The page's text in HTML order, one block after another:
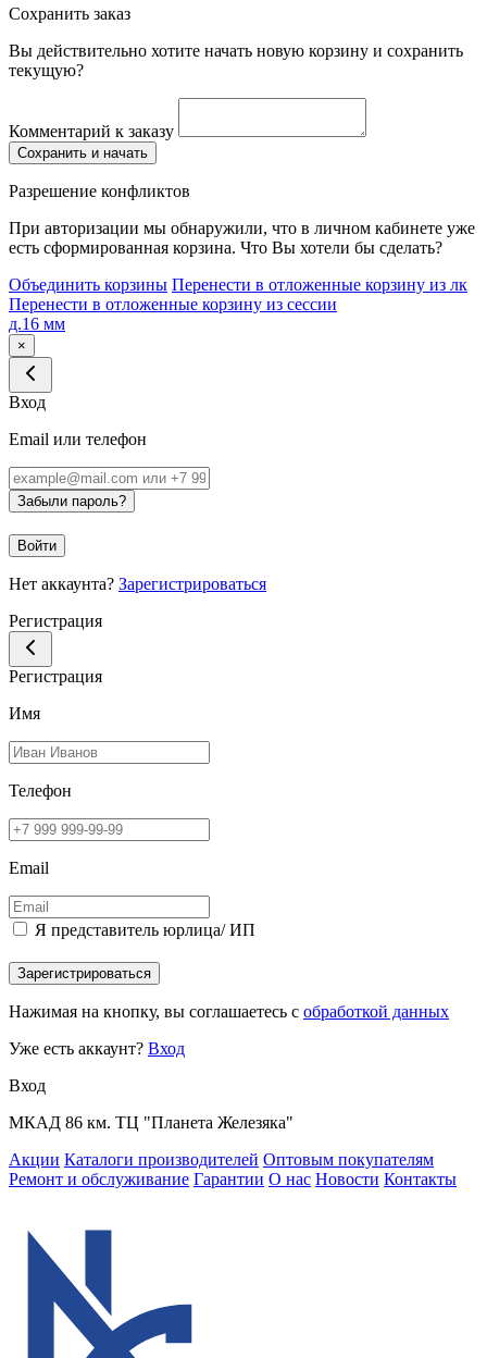
Сохранить заказ
Вы действительно хотите начать новую корзину и сохранить
текущую?
Комментарий к заказу
Сохранить и начать
Разрешение конфликтов
При авторизации мы обнаружили, что в личном кабинете уже
есть сформированная корзина. Что Вы хотели бы сделать?
Объединить корзины Перенести в отложенные корзину из лк
Перенести в отложенные корзину из сессии
д.16 мм
×
Вход
Email или телефон
Забыли пароль?
Войти
Нет аккаунта? Зарегистрироваться
Регистрация
Регистрация
Имя
Телефон
Email
Я представитель юрлица/ ИП
Зарегистрироваться
Нажимая на кнопку, вы соглашаетесь с обработкой данных
Уже есть аккаунт? Вход
Вход
МКАД 86 км. ТЦ "Планета Железяка"
Акции Каталоги производителей Оптовым покупателям
Ремонт и обслуживание Гарантии О нас Новости Контакты